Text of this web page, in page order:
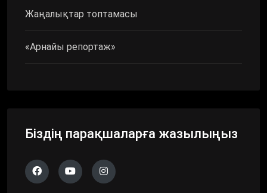
Жаңалықтар топтамасы
«Арнайы репортаж»
Біздің парақшаларға жазылыңыз